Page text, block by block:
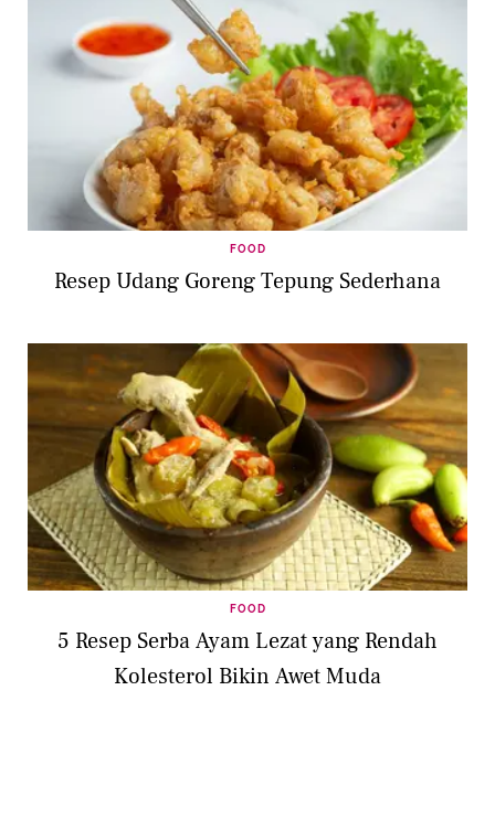
FOOD
Resep Udang Goreng Tepung Sederhana
FOOD
5 Resep Serba Ayam Lezat yang Rendah
Kolesterol Bikin Awet Muda